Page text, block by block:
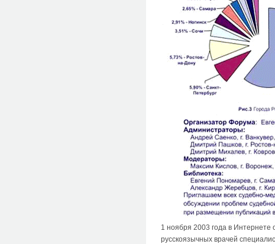
1 ноября 2003 года в
русскоязычных врачей